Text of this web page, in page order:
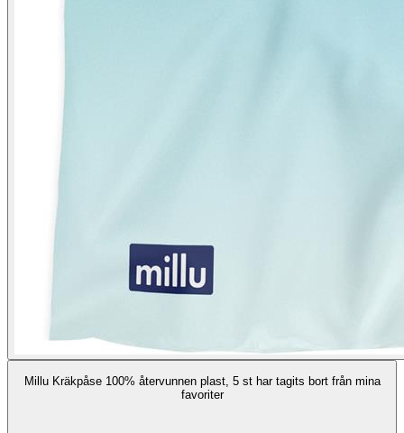
Millu Kräkpåse 100% återvunnen plast, 5 st har tagits bort från mina
favoriter